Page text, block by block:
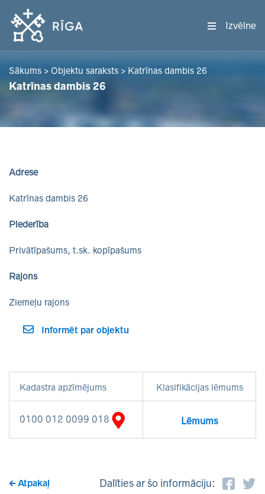
Izvēlne
Sākums > Objektu saraksts > Katrīnas dambis 26
Katrīnas dambis 26
Adrese
Katrīnas dambis 26
Piederība
Privātīpašums, t.sk. kopīpašums
Rajons
Ziemeļu rajons
Informēt par objektu
Kadastra apzīmējums Klasifikācijas lēmums
0100 012 0099 018 Lēmums
Atpakaļ Dalīties ar šo informāciju: